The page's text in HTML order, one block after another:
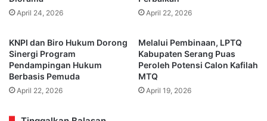
April 24, 2026 April 22, 2026
KNPI dan Biro Hukum Dorong
Sinergi Program
Pendampingan Hukum
Berbasis Pemuda
April 22, 2026
Melalui Pembinaan, LPTQ
Kabupaten Serang Puas
Peroleh Potensi Calon Kafilah
MTQ
April 19, 2026